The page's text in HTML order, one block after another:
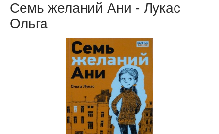
Семь желаний Ани - Лукас
Ольга